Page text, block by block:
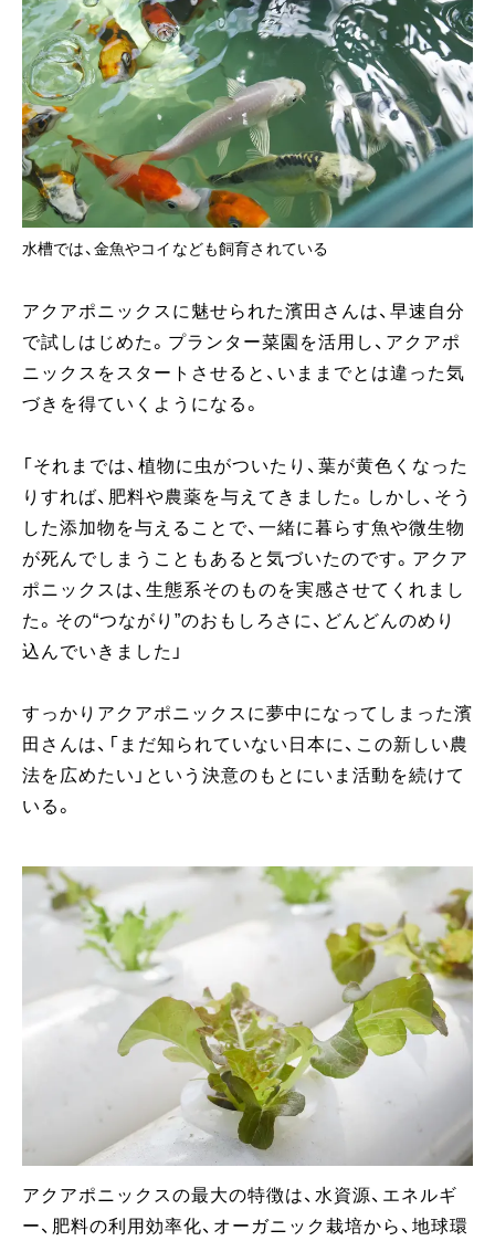
水槽では、金魚やコイなども飼育されている
アクアポニックスに魅せられた濱田さんは、早速自分
で試しはじめた。プランター菜園を活用し、アクアポ
ニックスをスタートさせると、いままでとは違った気
づきを得ていくようになる。
「それまでは、植物に虫がついたり、葉が黄色くなった
りすれば、肥料や農薬を与えてきました。しかし、そう
した添加物を与えることで、一緒に暮らす魚や微生物
が死んでしまうこともあると気づいたのです。アクア
ポニックスは、生態系そのものを実感させてくれまし
た。その“つながり”のおもしろさに、どんどんのめり
込んでいきました」
すっかりアクアポニックスに夢中になってしまった濱
田さんは、「まだ知られていない日本に、この新しい農
法を広めたい」という決意のもとにいま活動を続けて
いる。
アクアポニックスの最大の特徴は、水資源、エネルギ
ー、肥料の利用効率化、オーガニック栽培から、地球環